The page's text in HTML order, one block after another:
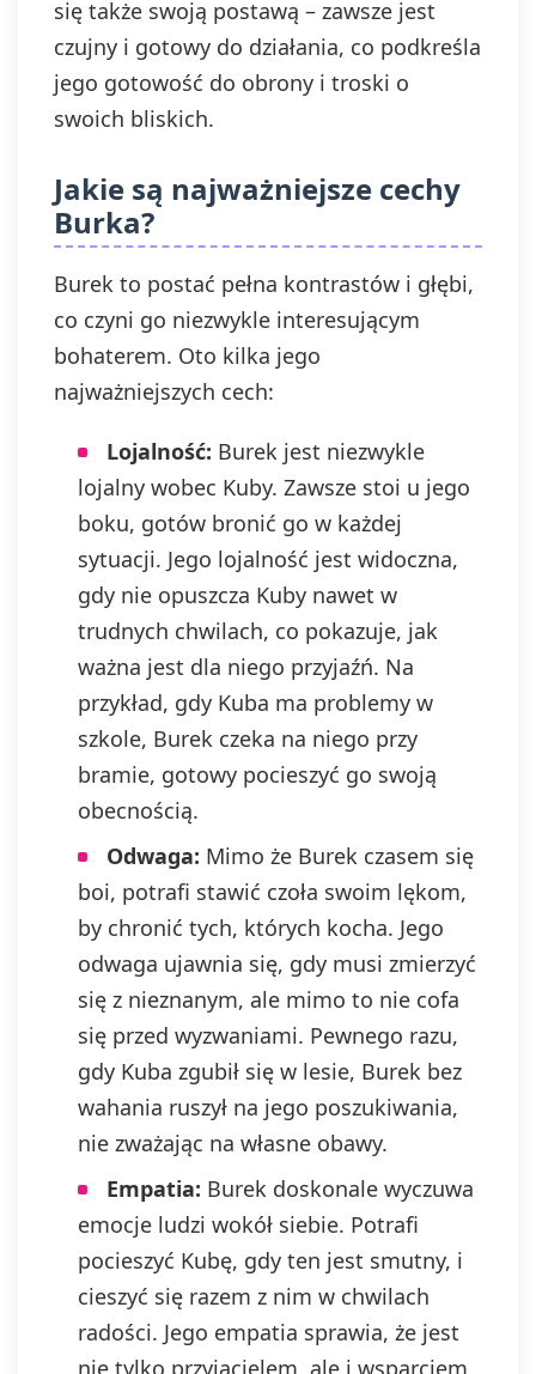
się także swoją postawą – zawsze jest
czujny i gotowy do działania, co podkreśla
jego gotowość do obrony i troski o
swoich bliskich.
Jakie są najważniejsze cechy
Burka?
Burek to postać pełna kontrastów i głębi,
co czyni go niezwykle interesującym
bohaterem. Oto kilka jego
najważniejszych cech:
Lojalność: Burek jest niezwykle
lojalny wobec Kuby. Zawsze stoi u jego
boku, gotów bronić go w każdej
sytuacji. Jego lojalność jest widoczna,
gdy nie opuszcza Kuby nawet w
trudnych chwilach, co pokazuje, jak
ważna jest dla niego przyjaźń. Na
przykład, gdy Kuba ma problemy w
szkole, Burek czeka na niego przy
bramie, gotowy pocieszyć go swoją
obecnością.
Odwaga: Mimo że Burek czasem się
boi, potrafi stawić czoła swoim lękom,
by chronić tych, których kocha. Jego
odwaga ujawnia się, gdy musi zmierzyć
się z nieznanym, ale mimo to nie cofa
się przed wyzwaniami. Pewnego razu,
gdy Kuba zgubił się w lesie, Burek bez
wahania ruszył na jego poszukiwania,
nie zważając na własne obawy.
Empatia: Burek doskonale wyczuwa
emocje ludzi wokół siebie. Potrafi
pocieszyć Kubę, gdy ten jest smutny, i
cieszyć się razem z nim w chwilach
radości. Jego empatia sprawia, że jest
nie tylko przyjacielem, ale i wsparciem